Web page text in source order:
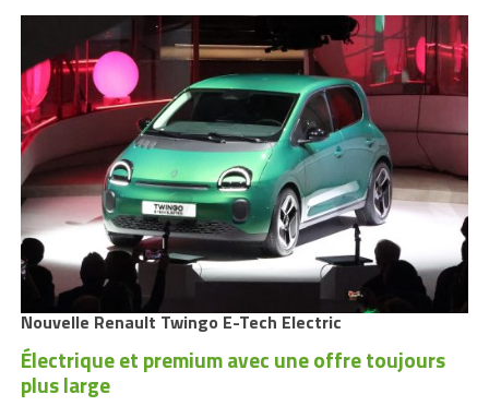
Nouvelle Renault Twingo E-Tech Electric
Électrique et premium avec une offre toujours
plus large